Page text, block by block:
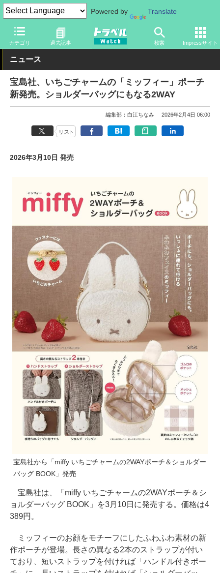
Powered by Translate
カテゴリ 過去記事 検索 Impressサイト
トラベル Watch 旅のアイテム 旅行グッズ バッグ
ニュース
宝島社、いちごチャームの「ミッフィー」ポーチ
新発売。ショルダーバッグにもなる2WAY
編集部：白江ちなみ 2026年2月4日 06:00
リスト
2026年3月10日 発売
宝島社から「miffy いちごチャームの2WAYポーチ＆ショルダー
バッグ BOOK」発売
宝島社は、「miffy いちごチャームの2WAYポーチ＆シ
ョルダーバッグ BOOK」を3月10日に発売する。価格は4
389円。
ミッフィーのお顔をモチーフにしたふわふわ素材の新
作ポーチが登場。長さの異なる2本のストラップが付い
ており、短いストラップを付ければ「ハンドル付きポー